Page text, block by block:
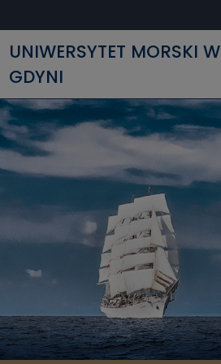
UNIWERSYTET MORSKI W
GDYNI